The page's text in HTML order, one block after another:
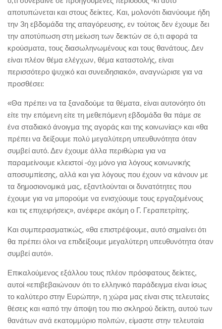
αποτυπώνεται και στους δείκτες. Και, μολονότι διανύουμε ήδη
την 3η εβδομάδα της απαγόρευσης, εν τούτοις δεν έχουμε δει
την αποτύπωση στη μείωση των δεικτών σε ό,τι αφορά τα
κρούσματα, τους διασωληνωμένους και τους θανάτους. Δεν
είναι πλέον θέμα ελέγχων, θέμα καταστολής, είναι
περισσότερο ψυχικό και συνειδησιακό», αναγνώρισε για να
προσθέσει:
«Θα πρέπει να τα ξαναδούμε τα θέματα, είναι αυτονόητο ότι
είτε την επόμενη είτε τη μεθεπόμενη εβδομάδα θα πάμε σε
ένα σταδιακό άνοιγμα της αγοράς και της κοινωνίας» και «θα
πρέπει να δείξουμε πολύ μεγαλύτερη υπευθυνότητα όταν
συμβεί αυτό. Δεν έχουμε άλλα περιθώρια για να
παραμείνουμε κλειστοί -όχι μόνο για λόγους κοινωνικής
αποσυμπίεσης, αλλά και για λόγους που έχουν να κάνουν με
τα δημοσιονομικά μας, εξαντλούνται οι δυνατότητες που
έχουμε για να μπορούμε να ενισχύουμε τους εργαζομένους
και τις επιχειρήσεις», ανέφερε ακόμη ο Γ. Γεραπετρίτης.
Και συμπερασματικώς, «θα επιστρέψουμε, αυτό σημαίνει ότι
θα πρέπει όλοι να επιδείξουμε μεγαλύτερη υπευθυνότητα όταν
συμβεί αυτό».
Επικαλούμενος εξάλλου τους πλέον πρόσφατους δείκτες,
αυτοί «επιβεβαιώνουν ότι το ελληνικό παράδειγμα είναι ίσως
το καλύτερο στην Ευρώπη», η χώρα μας είναι στις τελευταίες
θέσεις και «από την άποψη του πιο σκληρού δείκτη, αυτού των
θανάτων ανά εκατομμύριο πολιτών, είμαστε στην τελευταία